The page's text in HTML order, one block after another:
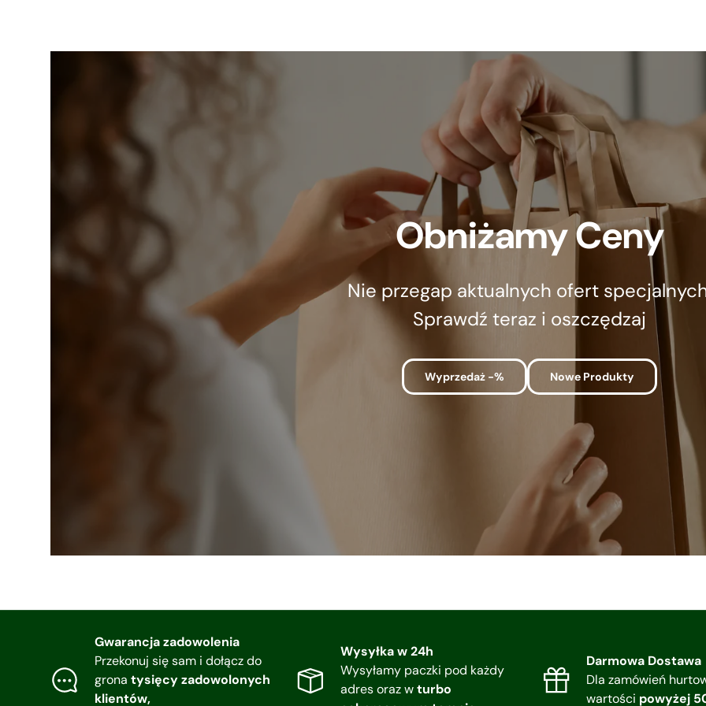
Obniżamy Ceny
Nie przegap aktualnych ofert
Sprawdź teraz i oszczędzaj
Wyprzedaż -% Nowe Produkty
Gwarancja zadowolenia
Przekonuj się sam i dołącz do
grona tysięcy zadowolonych
klientów,
Wysyłka w 24h
Wysyłamy paczki pod każdy
adres oraz wturbo
Darmowa Dostawa
Dla zamówień
wartości powyżej